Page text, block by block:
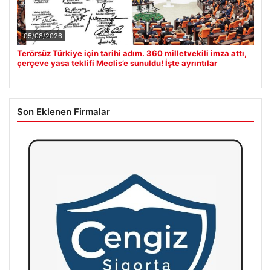
05/08/2026
Terörsüz Türkiye için tarihi adım. 360 milletvekili imza attı,
çerçeve yasa teklifi Meclis’e sunuldu! İşte ayrıntılar
Son Eklenen Firmalar